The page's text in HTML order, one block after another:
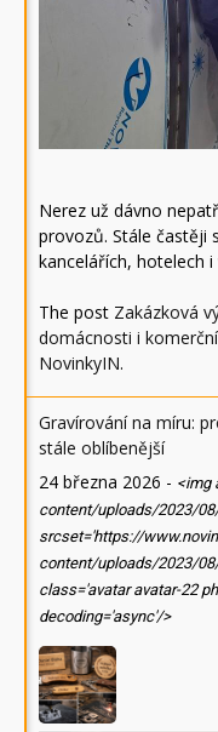
Nerez už dávno
provozů. Stále častěji
kancelářích, hotelech
The post Zakázková
domácnosti i
NovinkyIN.
Gravírování na míru:
stále oblíbenější
24 března 2026 - <img
content/uploads/2023/
srcset='https://
content/uploads/2023/
class='avatar avatar-22
decoding='async'/>